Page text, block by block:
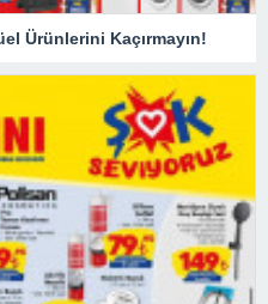
Ürünlerini Kaçırmayın!